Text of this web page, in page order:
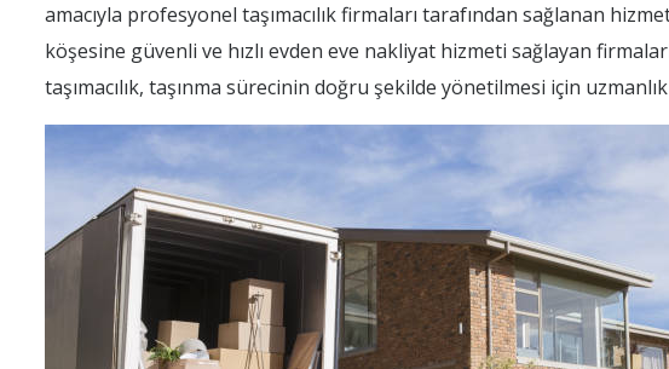
amacıyla profesyonel taşımacılık firmaları tarafından sağlanan
köşesine güvenli ve hızlı evden eve nakliyat hizmeti sağlayan
taşımacılık, taşınma sürecinin doğru şekilde yönetilmesi için